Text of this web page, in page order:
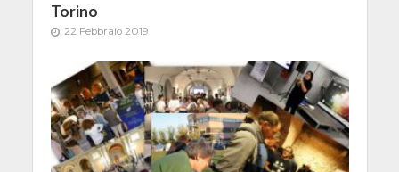
Torino
22 Febbraio 2019